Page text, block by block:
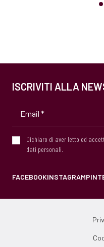
ISCRIVITI ALLA
Dichiaro di aver letto ed
dati personali.
FACEBOOKINSTAGRAM